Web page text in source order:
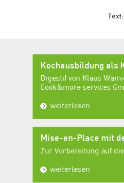
Text:
Kochausbildung als
Digestif von Klaus
Cook&more services
weiterlesen
Mise-en-Place mit
Zur Vorbereitung auf
weiterlesen